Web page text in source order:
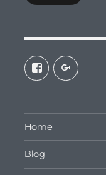
View
profile
View
Home
Blog